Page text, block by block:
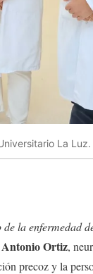
La Luz.
la enfermedad
Ortiz,
precoz y la